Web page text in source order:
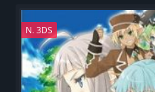
N. 3DS